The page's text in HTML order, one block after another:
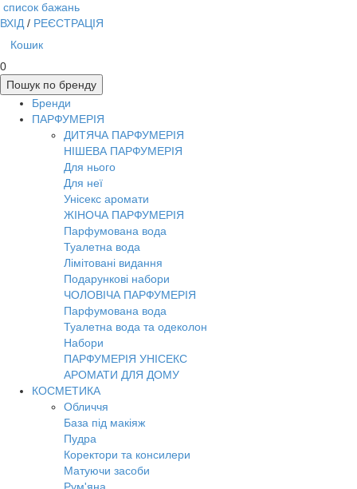
список бажань
ВХІД / РЕЄСТРАЦІЯ
Кошик
0
Пошук по бренду
Бренди
ПАРФУМЕРІЯ
ДИТЯЧА ПАРФУМЕРІЯ
НІШЕВА ПАРФУМЕРІЯ
Для нього
Для неї
Унісекс аромати
ЖІНОЧА ПАРФУМЕРІЯ
Парфумована вода
Туалетна вода
Лімітовані видання
Подарункові набори
ЧОЛОВІЧА ПАРФУМЕРІЯ
Парфумована вода
Туалетна вода та одеколон
Набори
ПАРФУМЕРІЯ УНІСЕКС
АРОМАТИ ДЛЯ ДОМУ
КОСМЕТИКА
Обличчя
База під макіяж
Пудра
Коректори та консилери
Матуючи засоби